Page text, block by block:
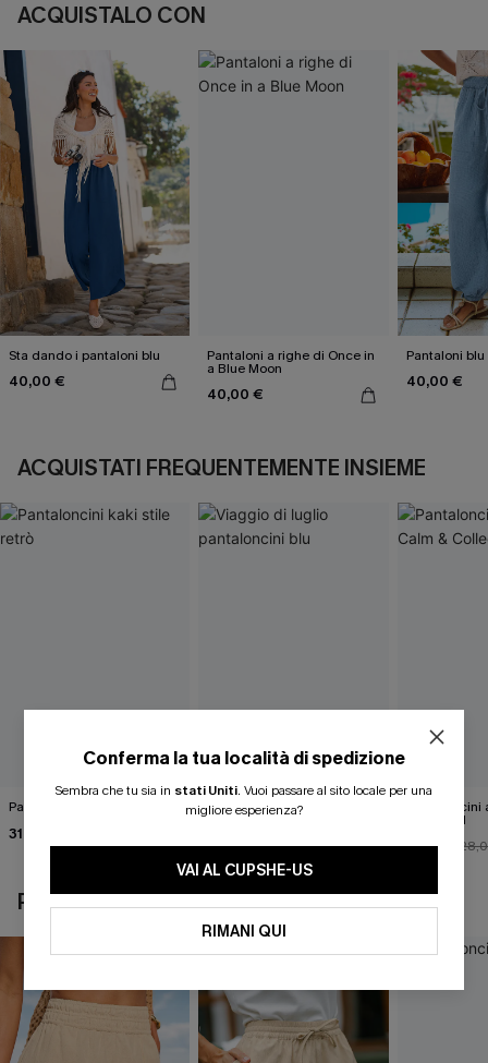
ACQUISTALO CON
Sta dando i pantaloni blu
40,00 €
Pantaloni a righe di Once in
a Blue Moon
40,00 €
Pantaloni
40,00 €
ACQUISTATI FREQUENTEMENTE INSIEME
Pantaloncini kaki stile retrò
31,00 €
Viaggio di luglio
pantaloncini blu
34,00 €
Collected
25,00 €
POTREBBE INTERESSARTI ANCHE
Conferma la tua località di spedizione
Sembra che tu sia in stati Uniti. Vuoi passare al sito locale per una
migliore esperienza?
VAI AL CUPSHE-US
RIMANI QUI